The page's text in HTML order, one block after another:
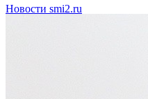
Новости smi2.ru